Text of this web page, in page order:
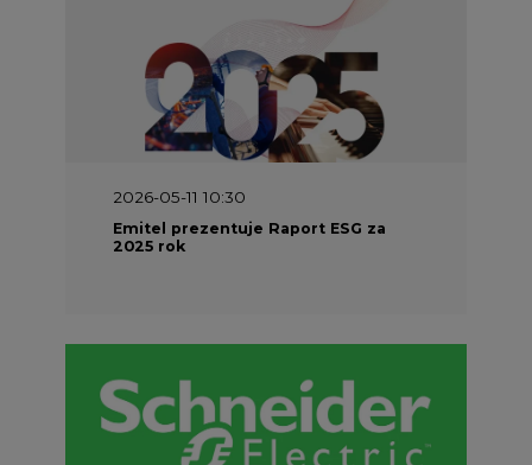
2026-05-11 10:30
Emitel prezentuje Raport ESG za
2025 rok